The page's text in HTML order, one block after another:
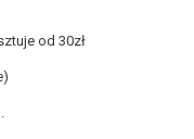
od 30zł